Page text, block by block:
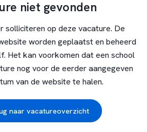
niet gevonden
solliciteren op deze vacature. De
worden geplaatst en beheerd
Het kan voorkomen dat een school
nog voor de eerder aangegeven
van de website te halen.
naar vacatureoverzicht